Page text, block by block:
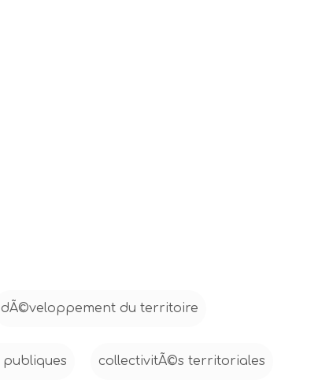
dÃ©veloppement du territoire
collectivitÃ©s territoriales